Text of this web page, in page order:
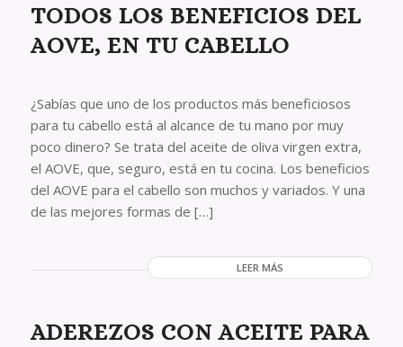
TODOS LOS BENEFICIOS DEL
AOVE, EN TU CABELLO
¿Sabías que uno de los productos más beneficiosos
para tu cabello está al alcance de tu mano por muy
poco dinero? Se trata del aceite de oliva virgen extra,
el AOVE, que, seguro, está en tu cocina. Los beneficios
del AOVE para el cabello son muchos y variados. Y una
de las mejores formas de […]
LEER MÁS
ADEREZOS CON ACEITE PARA